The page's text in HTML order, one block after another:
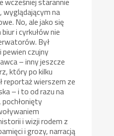
wyglądającym na
No, ale jako się
i cyrkułów nie
Był
czujny
– inny jeszcze
który po kilku
reportaż wierszem ze
– i to od razu na
i wizji rodem z
i grozy, narracją